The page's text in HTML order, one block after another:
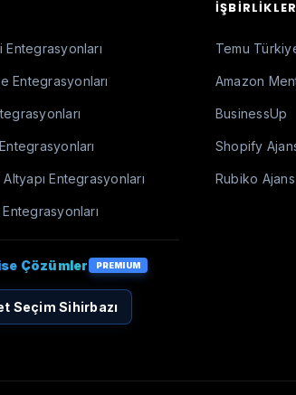
Entegrasyonları
Entegrasyonları
Entegrasyonları
Çözümler PREMIUM
Seçim Sihirbazı
Temu
Amazon
BusinessUp
Shopify
Rubiko Ajans